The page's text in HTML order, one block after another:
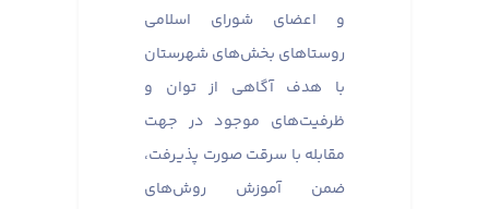
و اعضای شورای اسلامی
روستاهای بخش‌های شهرستان
با هدف آگاهی از توان و
ظرفیت‌های موجود در جهت
مقابله با سرقت صورت پذیرفت،
ضمن آموزش روش‌های